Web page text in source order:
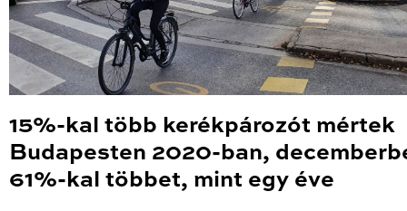
15%-kal több kerékpározót mértek
Budapesten 2020-ban,
61%-kal többet, mint egy éve